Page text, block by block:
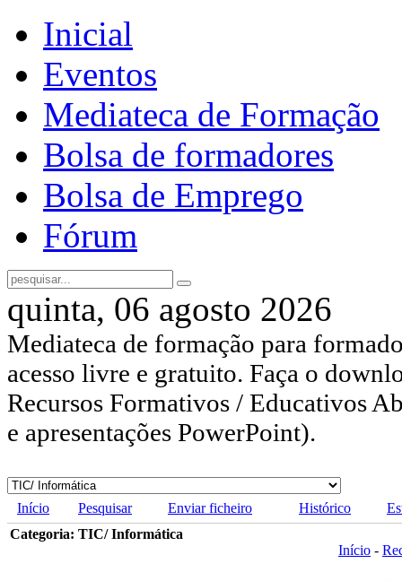
Inicial
Eventos
Mediateca de Formação
Bolsa de formadores
Bolsa de Emprego
Fórum
quinta, 06 agosto 2026
Mediateca de formação para
acesso livre e gratuito. Faça o
Recursos Formativos / Educativos
e apresentações PowerPoint).
Início Pesquisar Enviar ficheiro Histórico
Categoria: TIC/ Informática
Início -